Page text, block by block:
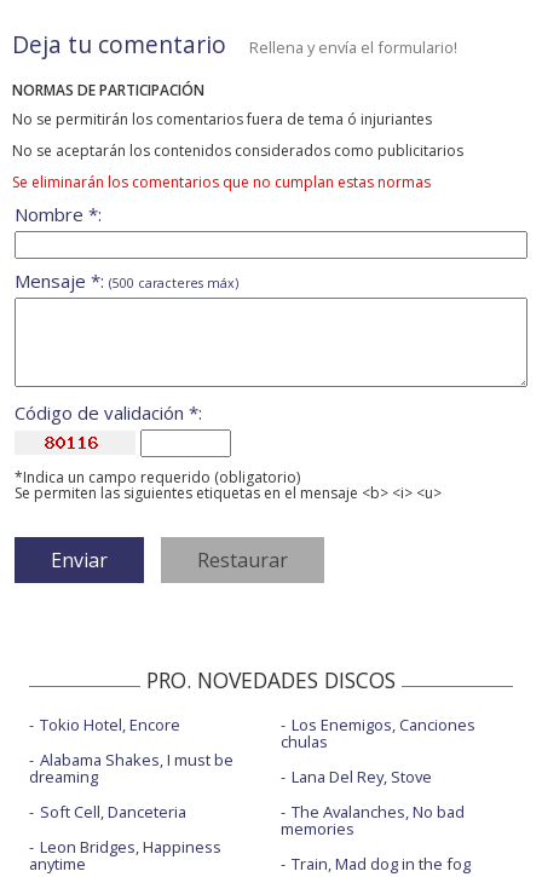
Deja tu comentario Rellena y envía el formulario!
NORMAS DE PARTICIPACIÓN
No se permitirán los comentarios fuera de tema ó injuriantes
No se aceptarán los contenidos considerados como publicitarios
Se eliminarán los comentarios que no cumplan estas normas
Nombre *:
Mensaje *: (500 caracteres máx)
Código de validación *:
*Indica un campo requerido (obligatorio)
Se permiten las siguientes etiquetas en el mensaje <b> <i> <u>
PRO. NOVEDADES DISCOS
Tokio Hotel, Encore
Alabama Shakes, I must be
dreaming
Soft Cell, Danceteria
Leon Bridges, Happiness
anytime
Los Enemigos, Canciones
chulas
Lana Del Rey, Stove
The Avalanches, No bad
memories
Train, Mad dog in the fog